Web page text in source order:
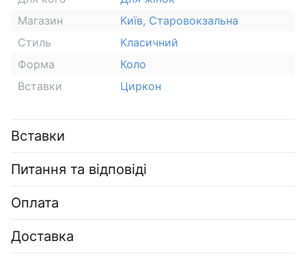
Магазин
Київ, Старовокзальна
Стиль
Класичний
Форма
Коло
Вставки
Циркон
Вставки
Питання та відповіді
Оплата
Доставка